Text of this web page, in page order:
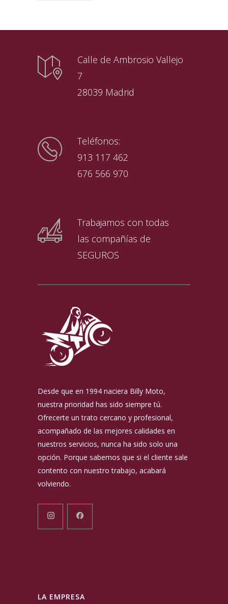
Calle de Ambrosio Vallejo
7
28039 Madrid
Teléfonos:
913 117 462
676 566 970
Trabajamos con todas
las compañías de
SEGUROS
Desde que en 1994 naciera Billy Moto,
nuestra prioridad has sido siempre tú.
Ofrecerte un trato cercano y profesional,
acompañado de las mejores calidades en
nuestros servicios, nunca ha sido solo una
opción. Porque sabemos que si el cliente sale
contento con nuestro trabajo, acabará
volviendo.
LA EMPRESA